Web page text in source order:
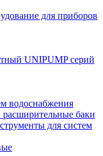
для приборов
UNIPUMP серий
водоснабжения
баки
для систем